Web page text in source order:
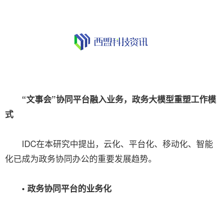
“文事会”协同平台融入业务，政务大模型重塑工作模
式
IDC在本研究中提出，云化、平台化、移动化、智能
化已成为政务协同办公的重要发展趋势。
• 政务协同平台的业务化